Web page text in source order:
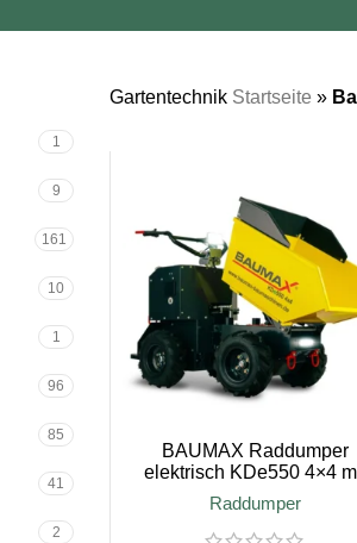
1
9
161
10
1
96
85
41
2
Gartentechnik Startseite »
BAUMAX Raddumper
elektrisch KDe550 4×4
Knicklenkung und
Mitfahrplattform
Raddumper